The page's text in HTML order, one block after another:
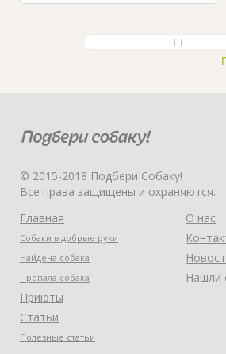
© 2015-2018 Подбери Собаку!
Все права защищены и охраняются.
Главная
Собаки в добрые руки
Найдена собака
Пропала собака
Приюты
Статьи
Полезные статьи
О нас
Нашли